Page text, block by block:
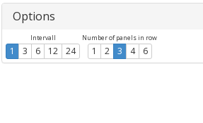
Options
Intervall
1 3 6 12 24
Number of panels in row
1 2 3 4 6